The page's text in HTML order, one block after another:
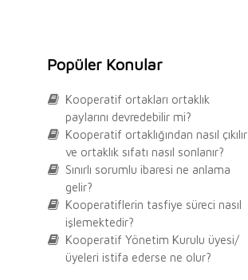
Popüler Konular
Kooperatif ortakları ortaklık
paylarını devredebilir mi?
Kooperatif ortaklığından nasıl çıkılır
ve ortaklık sıfatı nasıl sonlanır?
Sınırlı sorumlu ibaresi ne anlama
gelir?
Kooperatiflerin tasfiye süreci nasıl
işlemektedir?
Kooperatif Yönetim Kurulu üyesi/
üyeleri istifa ederse ne olur?